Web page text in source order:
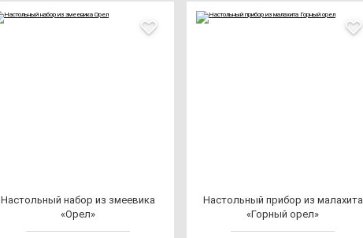
Нас­толь­ный на­бор из зме­еви­ка
«Орел»
Нас­толь­ный при­бор из ма­ла­хи­та
«Гор­ный орел»